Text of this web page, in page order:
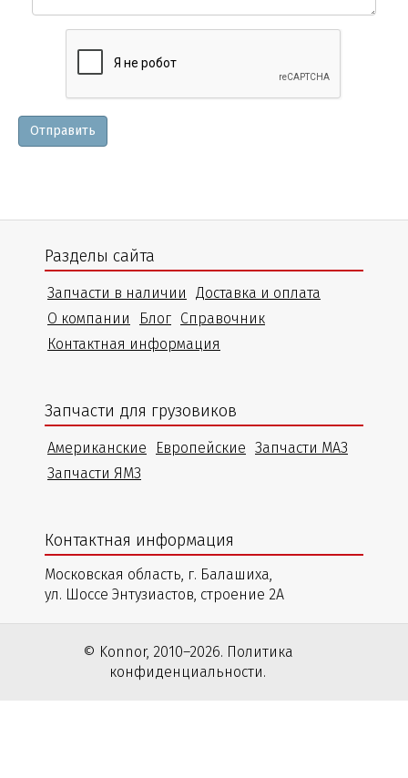
Вопросы
уточнения
Отправить
Разделы сайта
Запчасти в наличии
Доставка и оплата
О компании
Блог Справочник
Контактная информация
Запчасти для грузовиков
Американские Европейские Запчасти МАЗ
Запчасти ЯМЗ
Контактная информация
Московская область, г. Балашиха,
ул. Шоссе Энтузиастов, строение 2А
© Konnor, 2010–2026. Политика
конфиденциальности.